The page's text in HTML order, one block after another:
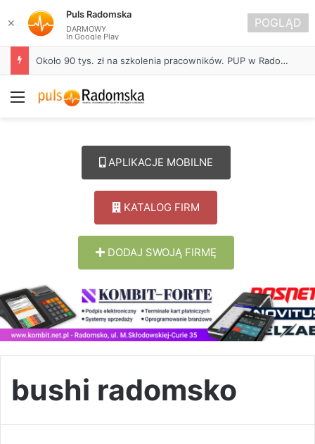
Około 90 tys. zł na szkolenia pracowników. PUP w Radomsku ogłasza nabór wniosków
Menu
APLIKACJE MOBILNE
KATALOG FIRM
DODAJ SWOJĄ FIRMĘ
bushi radomsko
✕
Puls Radomska
DARMOWY
In Google Play
POGLĄD